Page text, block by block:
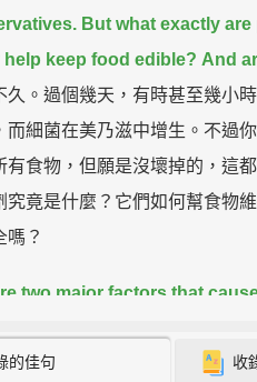
But what exactly
keep food edible? And
久。過個幾天，有時甚至幾小
而細菌在美乃滋中增生。不過
有食物，但願是沒壞掉的，這
究竟是什麼？它們如何幫食物
嗎？
two major factors that
food and feed off its nutrients.
的佳句 收